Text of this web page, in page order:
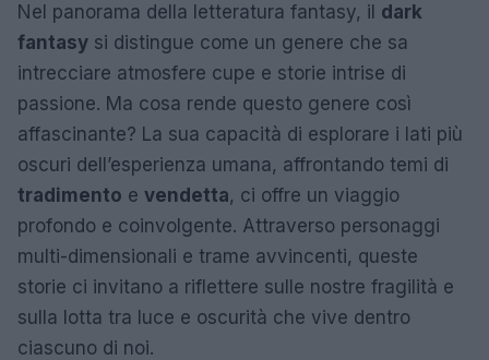
Nel panorama della letteratura fantasy, il dark
fantasy si distingue come un genere che sa
intrecciare atmosfere cupe e storie intrise di
passione. Ma cosa rende questo genere così
affascinante? La sua capacità di esplorare i lati più
oscuri dell’esperienza umana, affrontando temi di
tradimento e vendetta, ci offre un viaggio
profondo e coinvolgente. Attraverso personaggi
multi-dimensionali e trame avvincenti, queste
storie ci invitano a riflettere sulle nostre fragilità e
sulla lotta tra luce e oscurità che vive dentro
ciascuno di noi.